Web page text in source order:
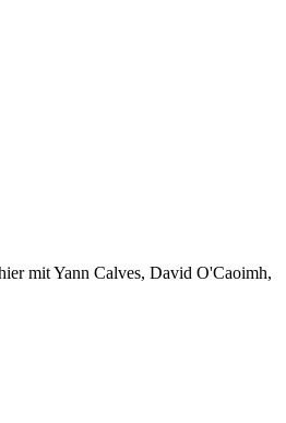
mit Yann Calves, David O'Caoimh,